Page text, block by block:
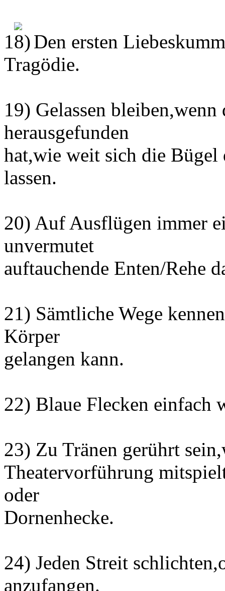
1
Den ersten
Tragödie.
19) Gelassen
herausgefunden
hat,wie weit sich die Bügel
lassen.
20) Auf Ausflügen immer
unvermutet
auftauchende Enten/Rehe
21) Sämtliche Wege
Körper
gelangen kann.
22) Blaue Flecken einfach
23) Zu Tränen gerührt
Theatervorführung
oder
Dornenhecke.
24) Jeden Streit
anzufangen.